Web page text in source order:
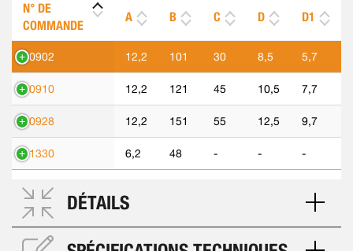
N° DE
COMMANDE
A B C D D1
90902 12,2 101 30 8,5 5,7
90910 12,2 121 45 10,5 7,7
90928 12,2 151 55 12,5 9,7
91330 6,2 48 - - -
DÉTAILS